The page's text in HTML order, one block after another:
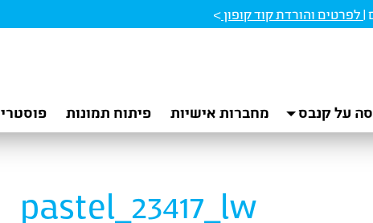
לפרטים והורדת קוד קופון>
על קנבס מחברות אישיות פיתוח תמונות
pastel_23417_lw